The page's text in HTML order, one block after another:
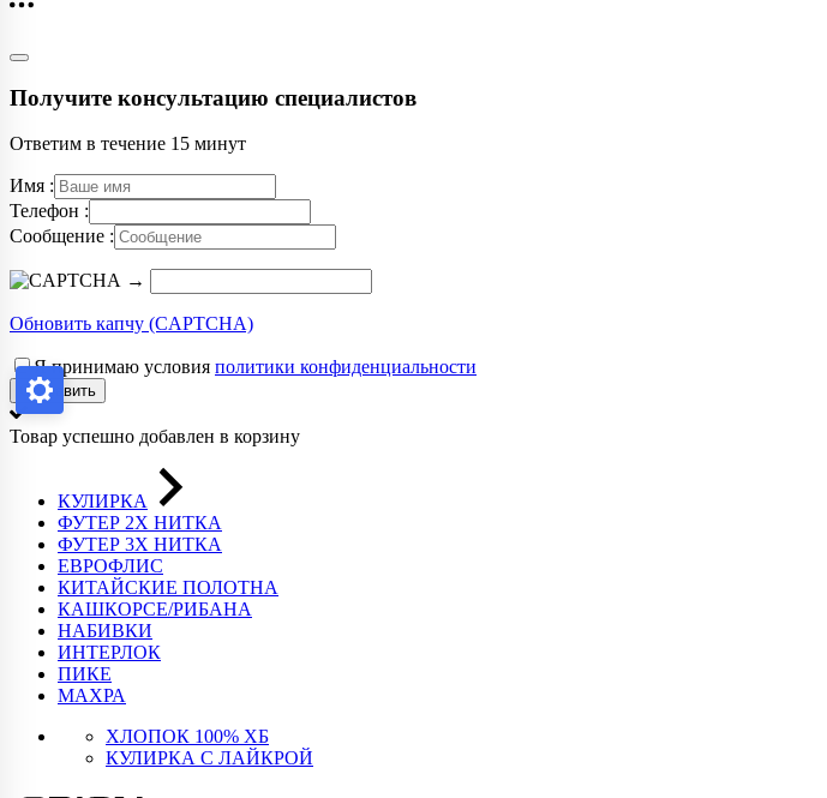
Получите консультацию специалистов
Ответим в течение 15 минут
Имя :
Телефон :
Сообщение :
→
Обновить капчу (CAPTCHA)
Я принимаю условия политики конфиденциальности
Отправить
Товар успешно добавлен в корзину
КУЛИРКА
ФУТЕР 2Х НИТКА
ФУТЕР 3Х НИТКА
ЕВРОФЛИС
КИТАЙСКИЕ ПОЛОТНА
КАШКОРСЕ/РИБАНА
НАБИВКИ
ИНТЕРЛОК
ПИКЕ
МАХРА
ХЛОПОК 100% ХБ
КУЛИРКА С ЛАЙКРОЙ